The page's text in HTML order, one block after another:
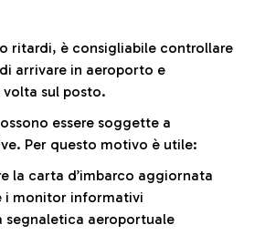
ritardi, è consigliabile controllare
arrivare in aeroporto e
sul posto.
essere soggette a
Per questo motivo è utile:
la carta d’imbarco aggiornata
i monitor informativi
segnaletica aeroportuale